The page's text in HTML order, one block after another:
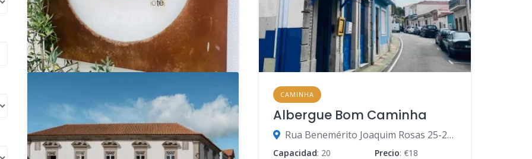
CAMINHA
Albergue Bom Caminha
Rua Benemérito Joaquim Rosas 25-29, 4910-130 Caminha, Viana do Castelo, Portugal
Capacidad: 20 Precio: €18